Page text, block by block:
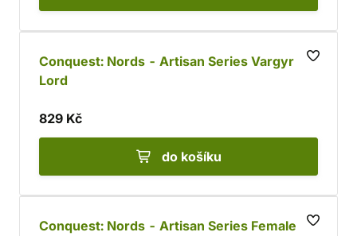
Conquest: Nords - Artisan Series Vargyr
Lord
829 Kč
do košíku
Conquest: Nords - Artisan Series Female